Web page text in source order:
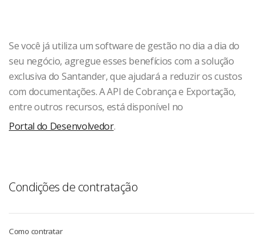
Se você já utiliza um software de gestão no dia a dia do
seu negócio, agregue esses benefícios com a solução
exclusiva do Santander, que ajudará a reduzir os custos
com documentações. A API de Cobrança e Exportação,
entre outros recursos, está disponível no
Portal do Desenvolvedor.
Condições de contratação
Como contratar